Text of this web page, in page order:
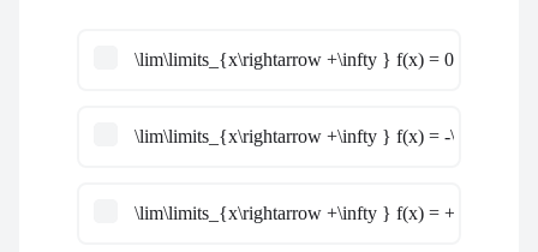
\lim\limits_{x\rightarrow +\infty } f(x) = 0
\lim\limits_{x\rightarrow +\infty } f(x) = -\infty
\lim\limits_{x\rightarrow +\infty } f(x) = +\infty